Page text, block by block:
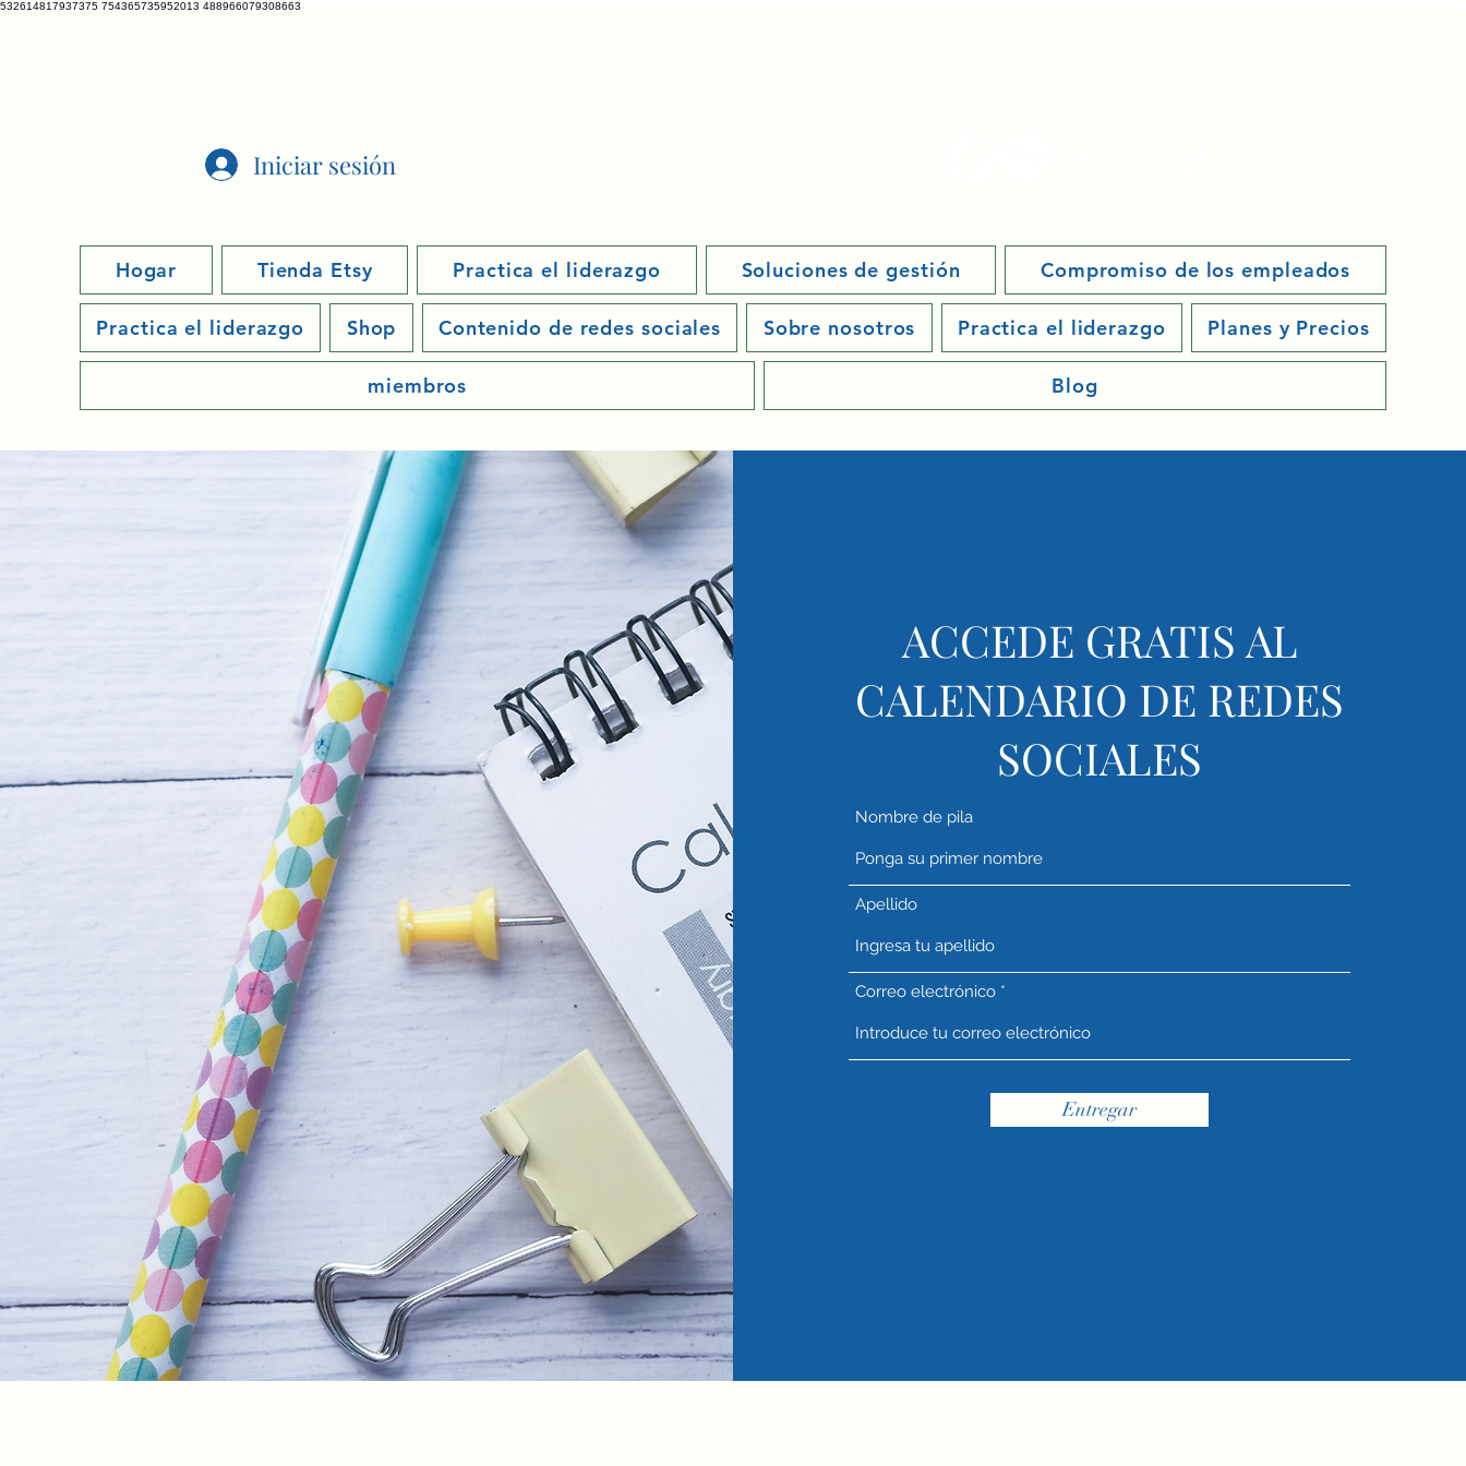
532614817937375 754365735952013 488966079308663
Iniciar sesión
Hogar Tienda Etsy Practica el liderazgo Soluciones de gestión Compromiso de los empleados
Practica el liderazgo Shop Contenido de redes sociales Sobre nosotros Practica el liderazgo Planes y Precios
miembros Blog
ACCEDE GRATIS AL
CALENDARIO DE REDES
SOCIALES
Nombre de pila
Apellido
Correo electrónico
Entregar